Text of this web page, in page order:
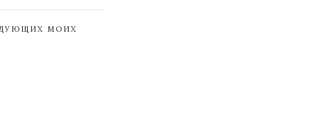
МОИХ